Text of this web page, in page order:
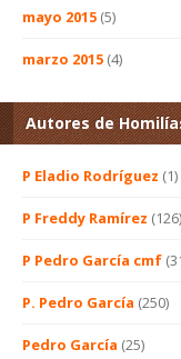
mayo 2015 (5)
marzo 2015 (4)
Autores de
P Eladio Rodríguez (1)
P Freddy Ramírez (126)
P Pedro García cmf
P. Pedro García (250)
Pedro García (25)